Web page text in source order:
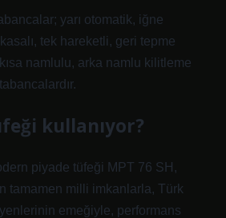
yarı otomatik, iğne
tek hareketli, geri tepme
namlulu, arka namlu kilitleme
kullanıyor?
piyade tüfeği MPT 76 SH,
tamamen milli imkanlarla, Türk
emeğiyle, performans